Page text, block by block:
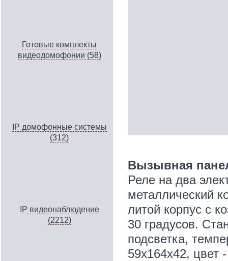
Готовые комплекты
видеодомофонии (58)
IP домофонные системы
(312)
IP видеонаблюдение
(2212)
Вызывная
Реле на два
металлический
литой корпус с
30 градусов.
подсветка,
59х164х42, цвет